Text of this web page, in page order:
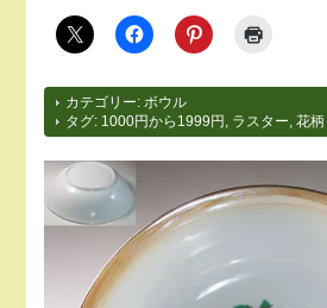
カテゴリー: ボウル
タグ: 1000円から1999円 ラスター ,花柄